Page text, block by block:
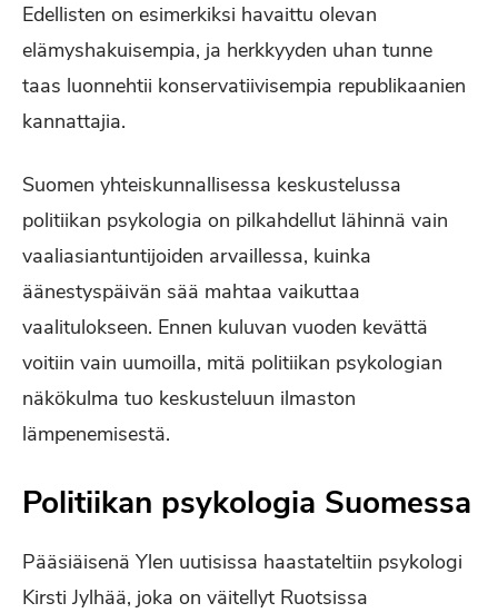
Edellisten on esimerkiksi havaittu olevan
elämyshakuisempia, ja herkkyyden uhan tunne
taas luonnehtii konservatiivisempia republikaanien
kannattajia.
Suomen yhteiskunnallisessa keskustelussa
politiikan psykologia on pilkahdellut lähinnä vain
vaaliasiantuntijoiden arvaillessa, kuinka
äänestyspäivän sää mahtaa vaikuttaa
vaalitulokseen. Ennen kuluvan vuoden kevättä
voitiin vain uumoilla, mitä politiikan psykologian
näkökulma tuo keskusteluun ilmaston
lämpenemisestä.
Politiikan psykologia Suomessa
Pääsiäisenä Ylen uutisissa haastateltiin psykologi
Kirsti Jylhää, joka on väitellyt Ruotsissa